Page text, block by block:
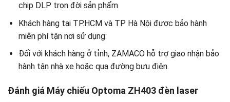
chip DLP trọn đời sản phẩm
Khách hàng tại TP.HCM và TP Hà Nội được bảo hành
miễn phí tận nơi sử dụng.
Đối với khách hàng ở tỉnh, ZAMACO hỗ trợ giao nhận bảo
hành tận nhà xe hoặc qua đường bưu điện.
Đánh giá Máy chiếu Optoma ZH403 đèn laser